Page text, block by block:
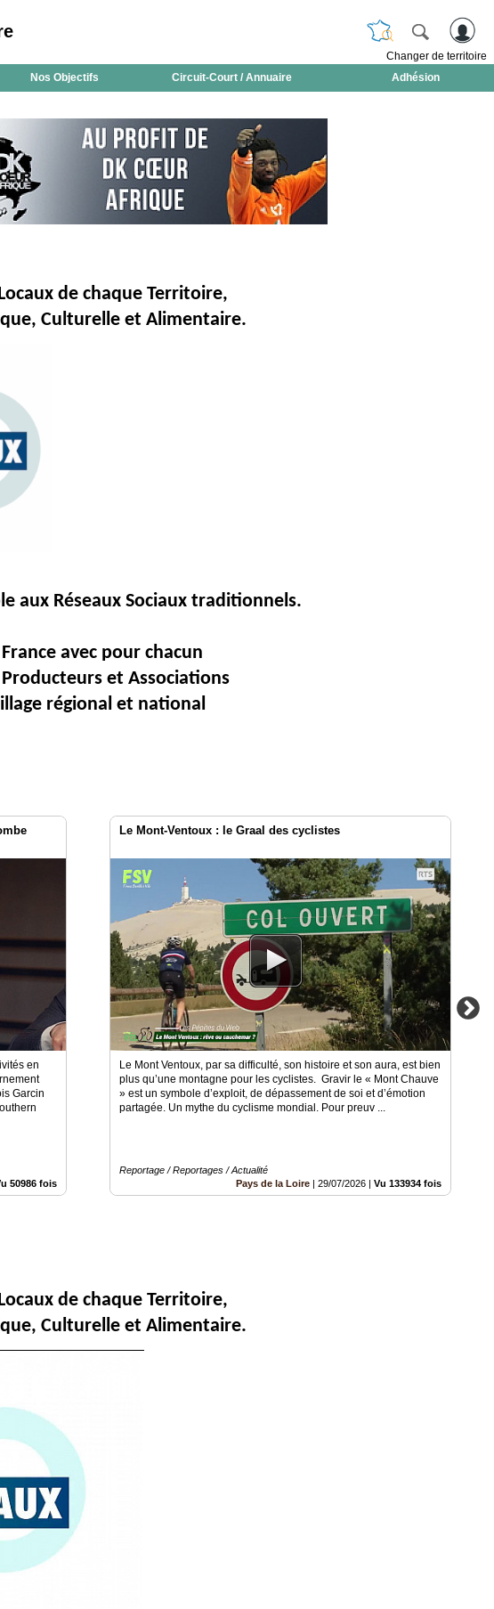
Changer de territoire
Nos Objectifs Circuit-Court / Annuaire Adhésion
de chaque Territoire,
Culturelle et Alimentaire.
aux Réseaux Sociaux traditionnels.
avec pour chacun
et Associations
régional et national
en
Garcin
50986 fois
Le Mont-Ventoux : le Graal des cyclistes
Le Mont Ventoux, par sa difficulté, son histoire et son aura, est bien
plus qu’une montagne pour les cyclistes. Gravir le « Mont Chauve
» est un symbole d’exploit, de dépassement de soi et d’émotion
partagée. Un mythe du cyclisme mondial. Pour preuv ...
Reportage / Reportages / Actualité
Pays de la Loire
29/07/2026 Vu 133934 fois
de chaque Territoire,
Culturelle et Alimentaire.